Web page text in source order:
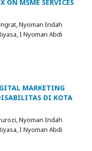
ON MSME SERVICES
Nyoman Indah
I Nyoman Abdi
MARKETING
DI KOTA
Nyoman Indah
I Nyoman Abdi